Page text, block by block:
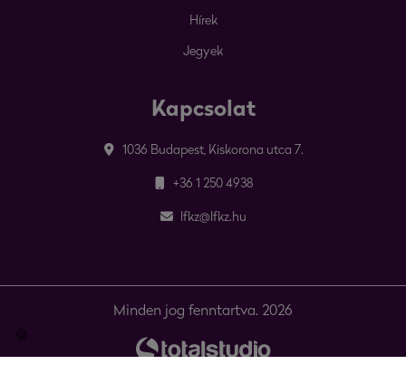
Hírek
Jegyek
Kapcsolat
1036 Budapest, Kiskorona utca 7.
+36 1 250 4938
lfkz@lfkz.hu
Minden jog fenntartva. 2026
🍪